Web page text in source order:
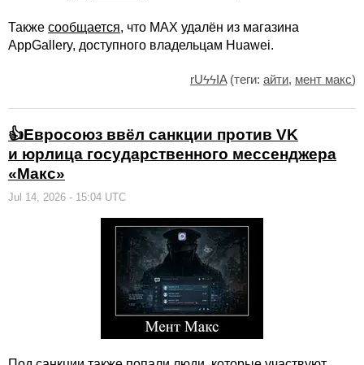
Также сообщается, что МАХ удалён из магазина
AppGallery, доступного владельцам Huawei.
rUϟϟIA(теги: айти, мент макс)
👍Евросоюз ввёл санкции против VK
и юрлица государственного мессенджера
«Макс»
Jul 14, 2026 - 15:04 UTC